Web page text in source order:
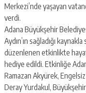
kartal
escort
maltepe
escort
Merkezi’nde yaşayan
verdi.
Adana Büyükşehir
Aydın’ın sağladığı
düzenlenen etkinlikte
hediye edildi. Etkinliğe
Ramazan Akyürek,
Deray Yurdakul,